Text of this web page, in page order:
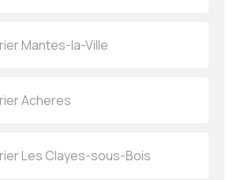
Mantes-la-Ville
Acheres
Les Clayes-sous-Bois